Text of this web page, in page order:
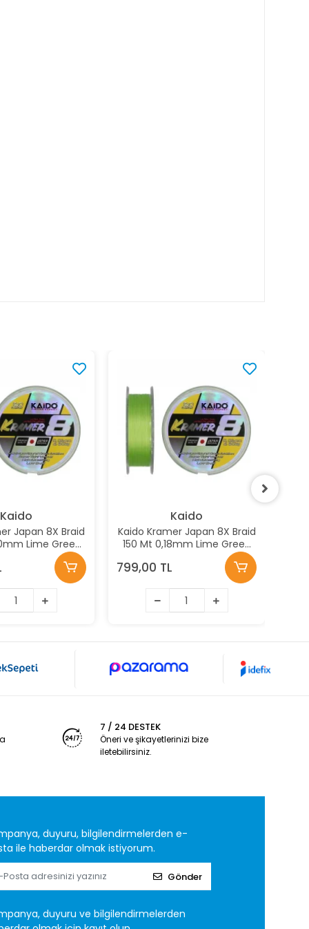
Kaido
Japan 8X Braid
Lime Green
Kaido
Kaido Kramer Japan 8X Braid
150 Mt 0,18mm Lime Green
799,00 TL
7 / 24 DESTEK
Öneri ve şikayetlerinizi bize
iletebilirsiniz.
duyuru, bilgilendirmelerden e-
ile haberdar olmak istiyorum.
Gönder
duyuru ve bilgilendirmelerden